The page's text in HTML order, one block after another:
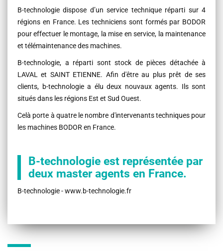
B-technologie dispose d’un service technique réparti sur 4
régions en France. Les techniciens sont formés par BODOR
pour effectuer le montage, la mise en service, la maintenance
et télémaintenance des machines.
B-technologie, a réparti sont stock de pièces détachée à
LAVAL et SAINT ETIENNE. Afin d'être au plus prêt de ses
clients, b-technologie a élu deux nouvaux agents. Ils sont
situés dans les régions Est et Sud Ouest.
Celà porte à quatre le nombre d'intervenants techniques pour
les machines BODOR en France.
B-technologie est représentée par
deux master agents en France.
B-technologie - www.b-technologie.fr